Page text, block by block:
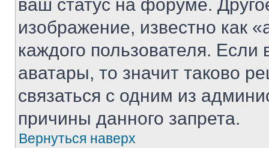
ваш статус на форуме.
изображение, известно как
каждого пользователя.
аватары, то значит таково
связаться с одним из
причины данного запрета.
Вернуться наверх